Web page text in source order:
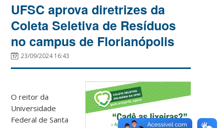
UFSC aprova diretrizes da
Coleta Seletiva de Resíduos
no campus de Florianópolis
23/09/2024 16:43
O reitor da
Universidade
Federal de Santa